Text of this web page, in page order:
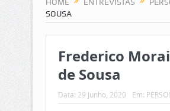
SOUSA
Frederico
de Sousa
Data: 29 Junho, 2020 Em: